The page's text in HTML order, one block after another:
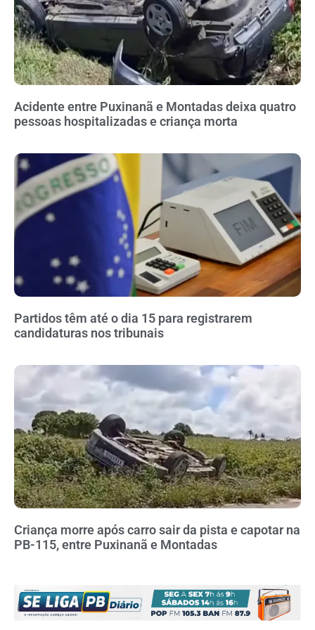
Acidente entre Puxinanã e Montadas deixa quatro
pessoas hospitalizadas e criança morta
Partidos têm até o dia 15 para registrarem
candidaturas nos tribunais
Criança morre após carro sair da pista e capotar na
PB-115, entre Puxinanã e Montadas